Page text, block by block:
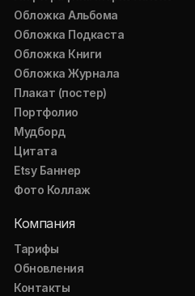
Обложка Альбома
Обложка Подкаста
Обложка Книги
Обложка Журнала
Плакат (постер)
Портфолио
Мудборд
Цитата
Etsy Баннер
Фото Коллаж
Компания
Тарифы
Обновления
Контакты